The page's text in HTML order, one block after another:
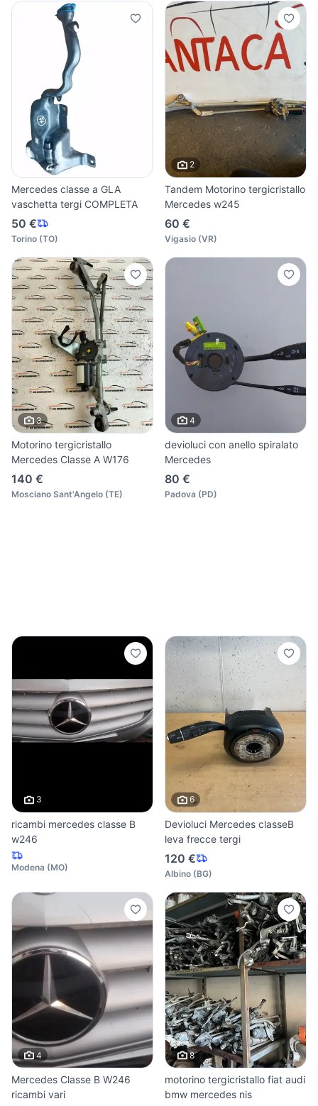
Mercedes classe a GLA
vaschetta tergi COMPLETA
50 €
Torino (TO)
2
Tandem Motorino tergicristallo
Mercedes w245
60 €
Vigasio (VR)
3
Motorino tergicristallo
Mercedes Classe A W176
140 €
Mosciano Sant'Angelo (TE)
4
devioluci con anello spiralato
Mercedes
80 €
Padova (PD)
3
ricambi mercedes classe B
w246
Modena (MO)
6
Devioluci Mercedes classeB
leva frecce tergi
120 €
Albino (BG)
4
Mercedes Classe B W246
ricambi vari
8
motorino tergicristallo fiat audi
bmw mercedes nis